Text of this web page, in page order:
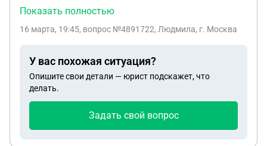
инвалида 2 группы по сердечно сосудистому
суставов 4 степени, имеется заключение вкк о
семьи два человека : отец и сын.
Показать полностью
16 марта, 19:45, вопрос №4891722, Людмила, г. Москва
У вас похожая ситуация?
Опишите свои детали — юрист подскажет, что
делать.
Задать свой вопрос